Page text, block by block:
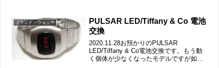
蓋記載。裏蓋の裏側もチェッ...
ブランド・ウォッチ
PULSAR LED/Tiffany & Co 電池
交換
2020.11.28お預かりのPULSAR
LED/Tiffany & Co電池交換です。もう動
く個体が少なくなったモデルですが如何